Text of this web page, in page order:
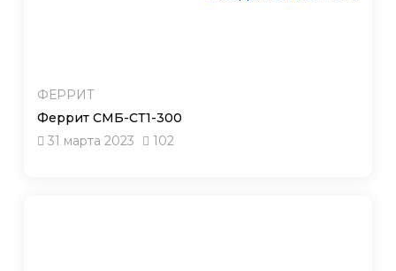
ФЕРРИТ
Феррит СМБ-СТ1-300
31 марта 2023
102